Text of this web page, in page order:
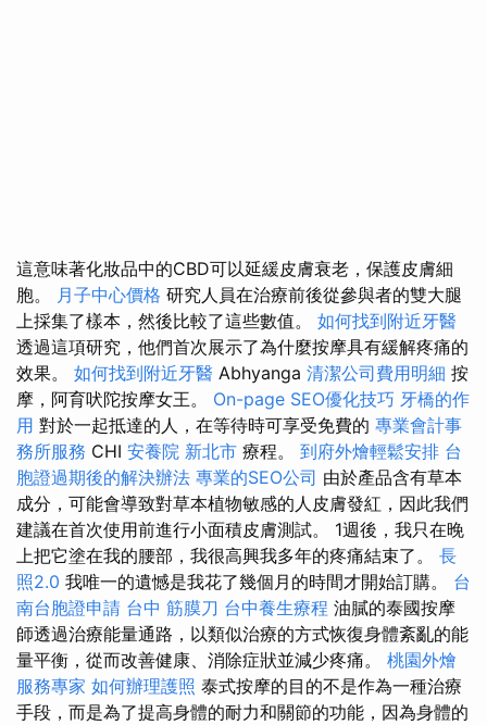
這意味著化妝品中的CBD可以延緩皮膚衰老，保護皮膚細
胞。 月子中心價格 研究人員在治療前後從參與者的雙大腿
上採集了樣本，然後比較了這些數值。 如何找到附近牙醫
透過這項研究，他們首次展示了為什麼按摩具有緩解疼痛的
效果。 如何找到附近牙醫 Abhyanga 清潔公司費用明細 按
摩，阿育吠陀按摩女王。 On-page SEO優化技巧 牙橋的作
用 對於一起抵達的人，在等待時可享受免費的 專業會計事
務所服務 CHI 安養院 新北市 療程。 到府外燴輕鬆安排 台
胞證過期後的解決辦法 專業的SEO公司 由於產品含有草本
成分，可能會導致對草本植物敏感的人皮膚發紅，因此我們
建議在首次使用前進行小面積皮膚測試。 1週後，我只在晚
上把它塗在我的腰部，我很高興我多年的疼痛結束了。 長
照2.0 我唯一的遺憾是我花了幾個月的時間才開始訂購。 台
南台胞證申請 台中 筋膜刀 台中養生療程 油膩的泰國按摩
師透過治療能量通路，以類似治療的方式恢復身體紊亂的能
量平衡，從而改善健康、消除症狀並減少疼痛。 桃園外燴
服務專家 如何辦理護照 泰式按摩的目的不是作為一種治療
手段，而是為了提高身體的耐力和關節的功能，因為身體的